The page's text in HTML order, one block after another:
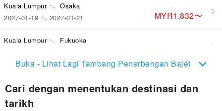
Kuala Lumpur Osaka
MYR1,832〜
2027-01-19 2027-01-21
Kuala Lumpur Fukuoka
Buka - Lihat Lagi Tambang Penerbangan Bajet
Cari dengan menentukan destinasi dan
tarikh